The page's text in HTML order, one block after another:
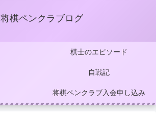
将棋ペンクラブログ
棋士のエピソード
自戦記
将棋ペンクラブ入会申し込み